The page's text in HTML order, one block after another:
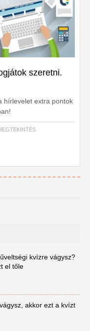
szeretni.
hírlevelet extra pontok
kvízre vágysz?
el tőle
akkor ezt a kvízt